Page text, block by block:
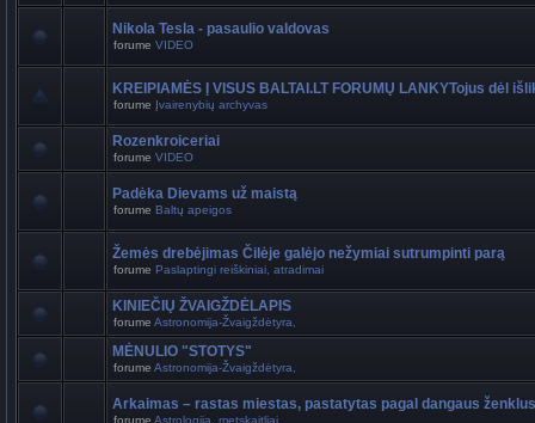
Nikola Tesla - pasaulio valdovas
forume VIDEO
KREIPIAMĖS Į VISUS BALTAI.LT FORUMŲ LANKYTojus dėl
forume Įvairenybių archyvas
Rozenkroiceriai
forume VIDEO
Padėka Dievams už maistą
forume Baltų apeigos
Žemės drebėjimas Čilėje galėjo nežymiai sutrumpinti parą
forume Paslaptingi reiškiniai, atradimai
KINIEČIŲ ŽVAIGŽDĖLAPIS
forume Astronomija-Žvaigždėtyra,
MĖNULIO "STOTYS"
forume Astronomija-Žvaigždėtyra,
Arkaimas – rastas miestas, pastatytas pagal dangaus ženklus
forume Astrologija, metskaitliai